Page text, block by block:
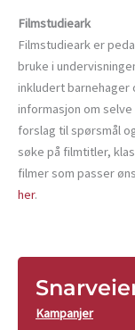
Filmstudieark
Filmstudieark er
bruke i
inkludert barnehager
informasjon om
forslag til spørsmål
søke på filmtitler,
filmer som passer
her.
Kampanjer